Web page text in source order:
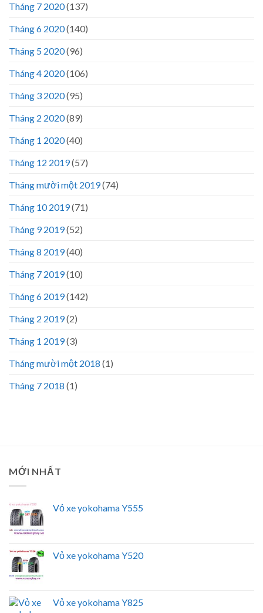
Tháng 7 2020(137)
Tháng 6 2020(140)
Tháng 5 2020(96)
Tháng 4 2020(106)
Tháng 3 2020(95)
Tháng 2 2020(89)
Tháng 1 2020(40)
Tháng 12 2019(57)
Tháng mười một 2019(74)
Tháng 10 2019(71)
Tháng 9 2019(52)
Tháng 8 2019(40)
Tháng 7 2019(10)
Tháng 6 2019(142)
Tháng 2 2019(2)
Tháng 1 2019(3)
Tháng mười một 2018 (1)
Tháng 7 2018 (1)
MỚI NHẤT
Vỏ xe yokohama Y555
Vỏ xe yokohama Y520
Vỏ xe yokohama Y825